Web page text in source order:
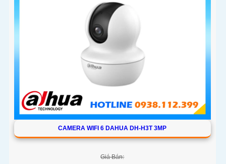
CAMERA WIFI 6 DAHUA DH-H3T 3MP
Giá Bán: